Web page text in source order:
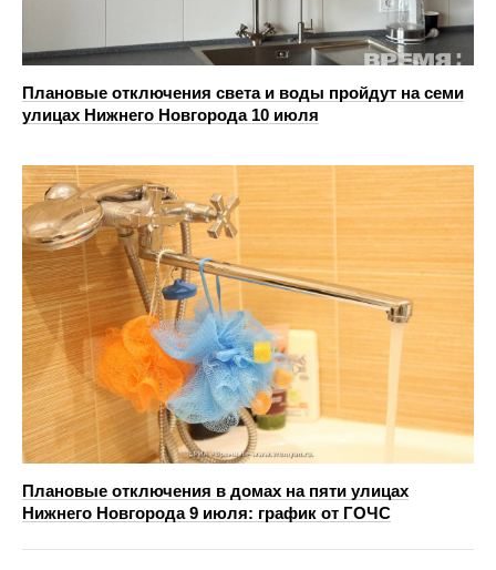
Плановые отключения света и воды пройдут на семи
улицах Нижнего Новгорода 10 июля
Плановые отключения в домах на пяти улицах
Нижнего Новгорода 9 июля: график от ГОЧС